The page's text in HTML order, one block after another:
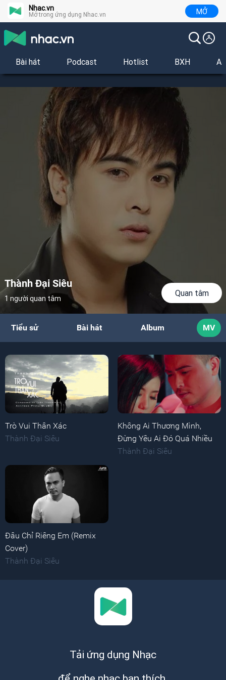
Nhac.vn
Mở trong ứng dụng Nhac.vn MỞ
Bài hát Podcast Hotlist BXH
Thành Đại Siêu
1 người quan tâm
Quan tâm
Tiểu sử Bài hát Album MV
Trò Vui Thân Xác
Thành Đại Siêu
Không Ai Thương Mình,
Đừng Yêu Ai Đó Quá Nhiều
Thành Đại Siêu
Đâu Chỉ Riêng Em (Remix
Cover)
Thành Đại Siêu
Tải ứng dụng Nhạc